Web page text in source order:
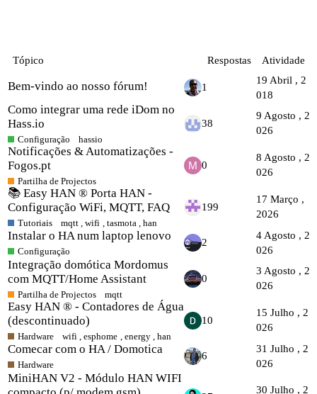
Tópico Respostas Atividade
Bem-vindo ao nosso fórum! 1
19 Abril , 2
018
Como integrar uma rede iDom no
Hass.io
Configuração hassio
38
9 Agosto , 2
026
Notificações & Automatizações -
Fogos.pt
Partilha de Projectos
0
8 Agosto , 2
026
📚 Easy HAN ® Porta HAN -
Configuração WiFi, MQTT, FAQ
Tutoriais mqtt ,wifi , tasmota , han
199
17 Março ,
2026
Instalar o HA num laptop lenovo
Configuração
2
4 Agosto , 2
026
Integração domótica Mordomus
com MQTT/Home Assistant
Partilha de Projectos mqtt
0
3 Agosto , 2
026
Easy HAN ® - Contadores de Água
(descontinuado)
Hardware wifi ,esphome , energy , han
10
15 Julho , 2
026
Comecar com o HA / Domotica
Hardware
6
31 Julho , 2
026
MiniHAN V2 - Módulo HAN WIFI
30 Julho , 2